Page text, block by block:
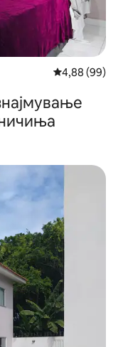
Просечна
4,88 (99)